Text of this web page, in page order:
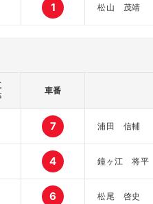
1 松山 茂靖
車番
7 浦田 信輔
4 鐘ヶ江 将平
6 松尾 啓史